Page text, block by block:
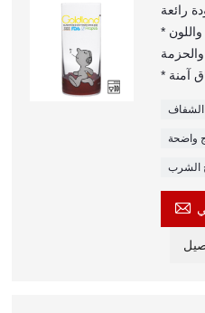
رائعة
* يمكن تخصيص الشعار والأسلوب واللون
والحزمة
آمنة
الشفاف
الشرب
